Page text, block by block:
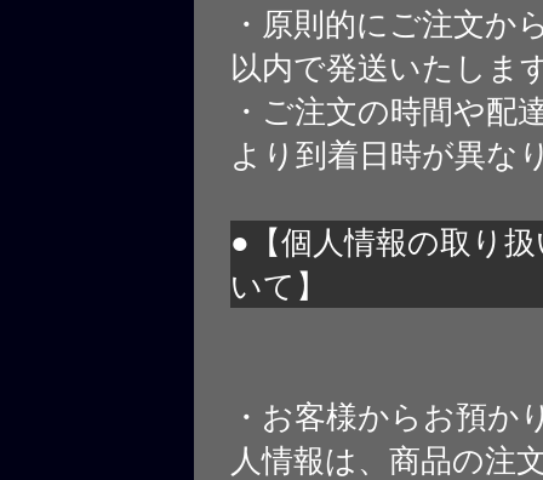
・原則的にご注文か
以内で発送いたしま
・ご注文の時間や配
より到着日時が異な
●【個人情報の取り
いて】
・お客様からお預か
人情報は、商品の注